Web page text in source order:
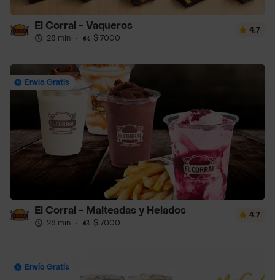
El Corral - Vaqueros
28 min · $ 7000
4.7
Envío Gratis
El Corral - Malteadas y Helados
28 min · $ 7000
4.7
Envío Gratis